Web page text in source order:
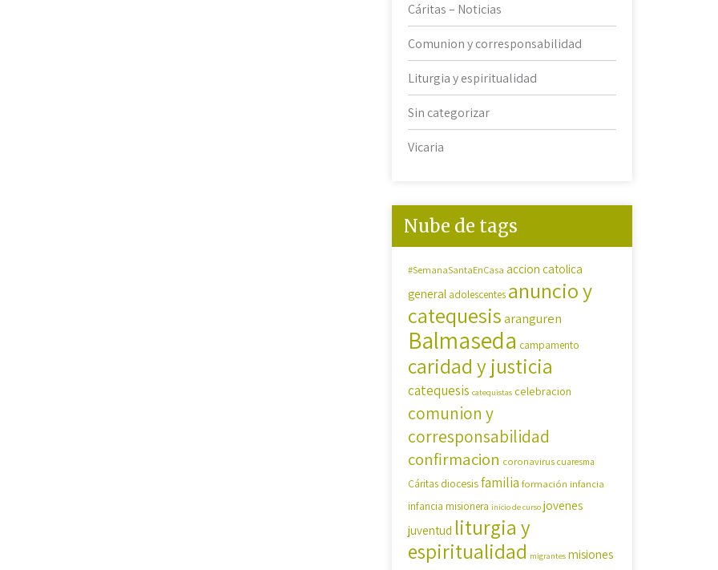
Cáritas – Noticias
Comunion y corresponsabilidad
Liturgia y espiritualidad
Sin categorizar
Vicaria
Nube de tags
#SemanaSantaEnCasa accion catolica
general adolescentes anuncio y
catequesisaranguren
Balmaseda campamento
caridad y justicia
catequesis catequistas celebracion
comunion y
corresponsabilidad
confirmacion coronavirus cuaresma
Cáritas diocesisfamilia formación infancia
infancia misionera inicio de curso jovenes
juventud liturgia y
espiritualidad migrantes misiones